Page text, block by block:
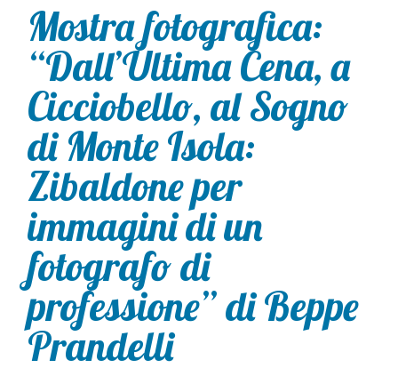
Mostra fotografica:
“Dall’Ultima Cena, a
Cicciobello, al Sogno
di Monte Isola:
Zibaldone per
immagini di un
fotografo di
professione” di Beppe
Prandelli